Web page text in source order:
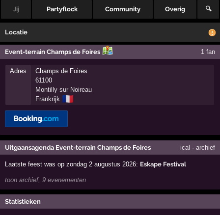
Jij Partyflock Community Overig 🔍
Locatie
Event-terrain Champs de Foires 1 fan
Adres
Champs de Foires
61100
Montilly sur Noireau
Frankrijk 🇫🇷
Uitgaansagenda Event-terrain Champs de Foires ical · archief
Laatste feest was op zondag 2 augustus 2026: Eskape Festival
toon archief, 9 evenementen
Statistieken